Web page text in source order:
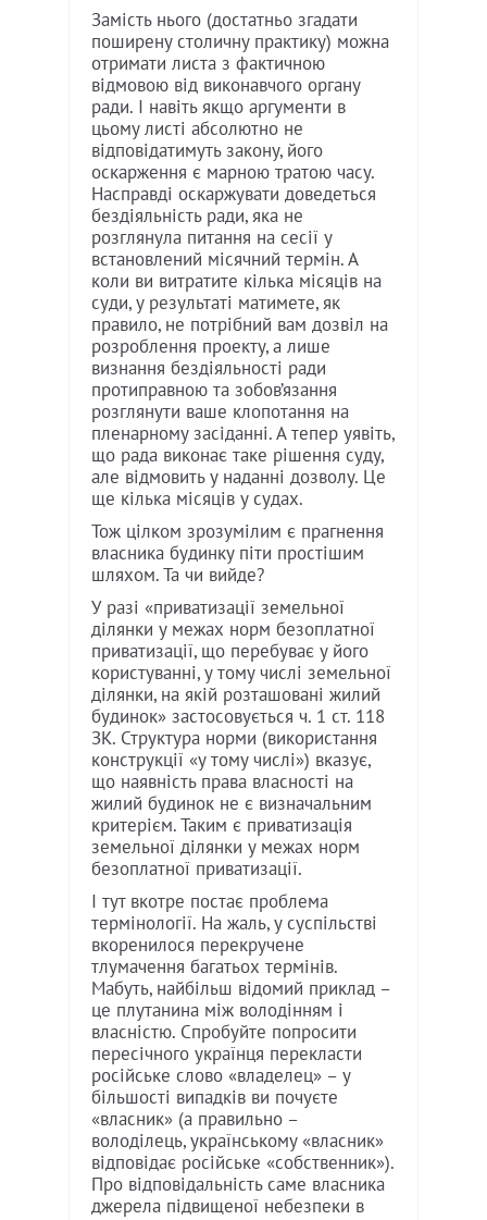
Замість нього (достатньо згадати
поширену столичну практику) можна
отримати листа з фактичною
відмовою від виконавчого органу
ради. І навіть якщо аргументи в
цьому листі абсолютно не
відповідатимуть закону, його
оскарження є марною тратою часу.
Насправді оскаржувати доведеться
бездіяльність ради, яка не
розглянула питання на сесії у
встановлений місячний термін. А
коли ви витратите кілька місяців на
суди, у результаті матимете, як
правило, не потрібний вам дозвіл на
розроблення проекту, а лише
визнання бездіяльності ради
протиправною та зобов’язання
розглянути ваше клопотання на
пленарному засіданні. А тепер уявіть,
що рада виконає таке рішення суду,
але відмовить у наданні дозволу. Це
ще кілька місяців у судах.
Тож цілком зрозумілим є прагнення
власника будинку піти простішим
шляхом. Та чи вийде?
У разі «приватизації земельної
ділянки у межах норм безоплатної
приватизації, що перебуває у його
користуванні, у тому числі земельної
ділянки, на якій розташовані жилий
будинок» застосовується ч. 1 ст. 118
ЗК. Структура норми (використання
конструкції «у тому числі») вказує,
що наявність права власності на
жилий будинок не є визначальним
критерієм. Таким є приватизація
земельної ділянки у межах норм
безоплатної приватизації.
І тут вкотре постає проблема
термінології. На жаль, у суспільстві
вкоренилося перекручене
тлумачення багатьох термінів.
Мабуть, найбільш відомий приклад –
це плутанина між володінням і
власністю. Спробуйте попросити
пересічного українця перекласти
російське слово «владелец» – у
більшості випадків ви почуєте
«власник» (а правильно –
володілець, українському «власник»
відповідає російське «собственник»).
Про відповідальність саме власника
джерела підвищеної небезпеки в